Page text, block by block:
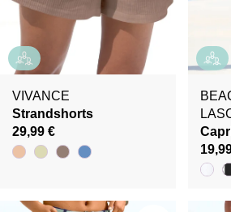
VIVANCE
Strandshorts
29,99 €